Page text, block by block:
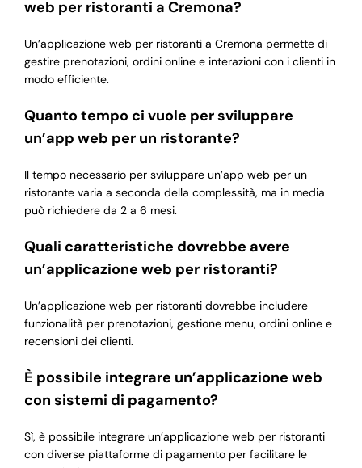
web per ristoranti a Cremona?
Un’applicazione web per ristoranti a Cremona permette di
gestire prenotazioni, ordini online e interazioni con i clienti in
modo efficiente.
Quanto tempo ci vuole per sviluppare
un’app web per un ristorante?
Il tempo necessario per sviluppare un’app web per un
ristorante varia a seconda della complessità, ma in media
può richiedere da 2 a 6 mesi.
Quali caratteristiche dovrebbe avere
un’applicazione web per ristoranti?
Un’applicazione web per ristoranti dovrebbe includere
funzionalità per prenotazioni, gestione menu, ordini online e
recensioni dei clienti.
È possibile integrare un’applicazione web
con sistemi di pagamento?
Sì, è possibile integrare un’applicazione web per ristoranti
con diverse piattaforme di pagamento per facilitare le